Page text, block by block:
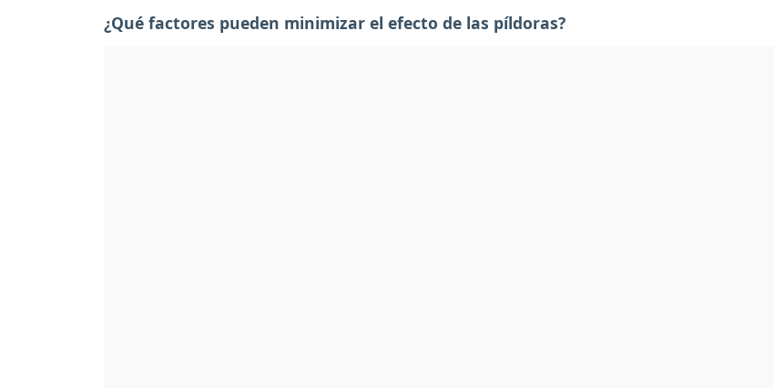
¿Qué factores pueden minimizar el efecto de las píldoras?